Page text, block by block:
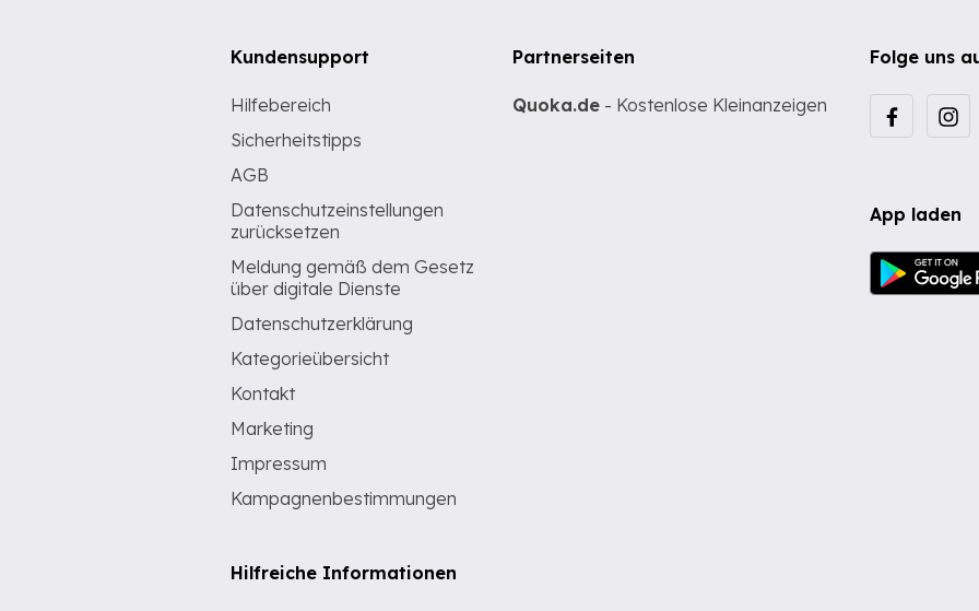
Folge uns
App laden
Kundensupport
Hilfebereich
Sicherheitstipps
AGB
Datenschutzeinstellungen
zurücksetzen
Meldung gemäß dem Gesetz
über digitale Dienste
Datenschutzerklärung
Kategorieübersicht
Kontakt
Marketing
Impressum
Kampagnenbestimmungen
Hilfreiche Informationen
Partnerseiten
Quoka.de - Kostenlose Kleinanzeigen